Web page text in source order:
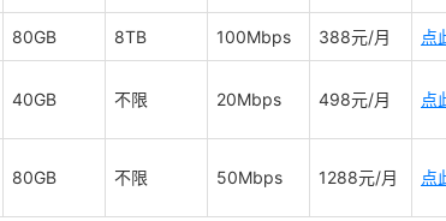
80GB 8TB 100Mbps 388元/月 点
40GB 不限 20Mbps 498元/月 点
80GB 不限 50Mbps 1288元/月 点